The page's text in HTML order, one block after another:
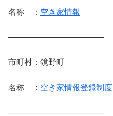
名称 ： 空き家情報
————————————
市町村：鏡野町
名称 ： 空き家情報登録制度
————————————